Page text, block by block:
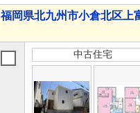
福岡県北九州市小倉北区上
中古住宅